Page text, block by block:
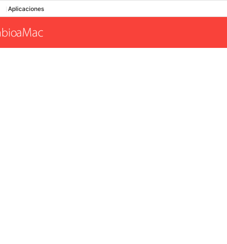
Aplicaciones